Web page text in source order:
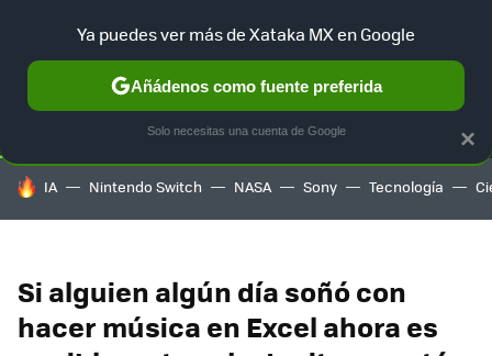
SELECCIÓN GAMING HOME AUTO TERRITORIO
HOY SE HABLA DE
IA Nintendo Switch NASA Sony Tecnología
Si alguien algún día soñó con
hacer música en Excel ahora es
×
Ya puedes ver más de Xataka MX en Google
Añádenos como fuente preferida
Solo necesitas una cuenta de Google